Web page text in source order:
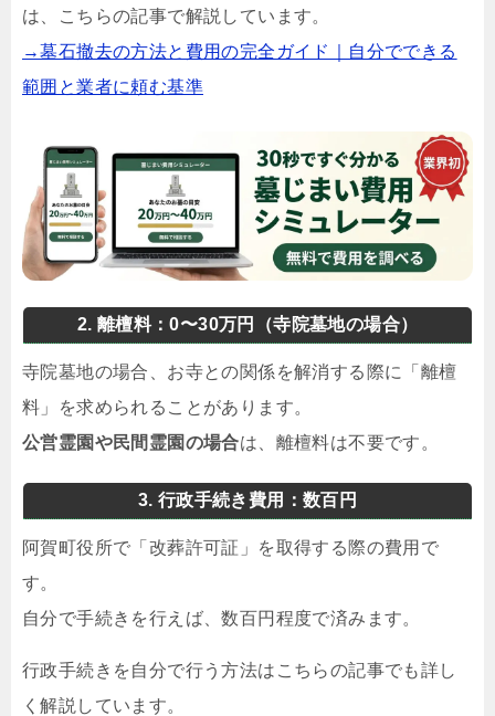
は、こちらの記事で解説しています。
→墓石撤去の方法と費用の完全ガイド｜自分でできる
範囲と業者に頼む基準
2. 離檀料：0〜30万円（寺院墓地の場合）
寺院墓地の場合、お寺との関係を解消する際に「離檀
料」を求められることがあります。
公営霊園や民間霊園の場合は、離檀料は不要です。
3. 行政手続き費用：数百円
阿賀町役所で「改葬許可証」を取得する際の費用で
す。
自分で手続きを行えば、数百円程度で済みます。
行政手続きを自分で行う方法はこちらの記事でも詳し
く解説しています。